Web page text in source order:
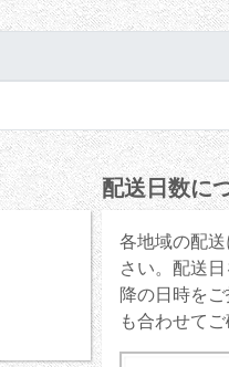
配送日数に
各地域の配
さい。配送
降の日時を
も合わせてご